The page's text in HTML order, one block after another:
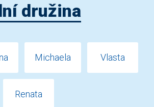
družina
Michaela Vlasta
Renata